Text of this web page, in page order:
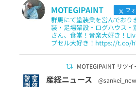
MOTEGIPAINT フ
群馬にて塗装業を営んでおり
装・足場架設・ログハウス
さん、食堂！音楽大好き！
プセル大好き！https://t.co/
MOTEGIPAINT リツ
産経ニュース